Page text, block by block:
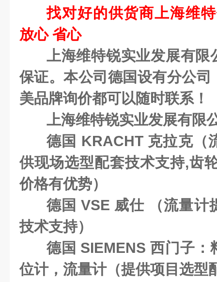
找对好的供货商上海维
放心 省心
上海维特锐实业发展有限
保证。本公司德国设有分公
美品牌询价都可以随时联系！
上海维特锐实业发展有限
德国 KRACHT 克拉克（
供现场选型配套技术支持,齿
价格有优势）
德国 VSE 威仕 （流量计
技术支持）
德国 SIEMENS 西门子：
位计，流量计（提供项目选型